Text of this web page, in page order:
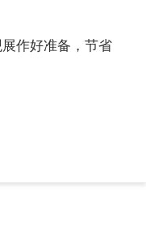
作好准备，节省